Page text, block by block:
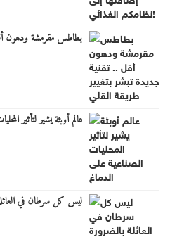
بطاطس مقرمشة ودهون
عالم أوبئة يشير لتأثير
ليس كل سرطان في